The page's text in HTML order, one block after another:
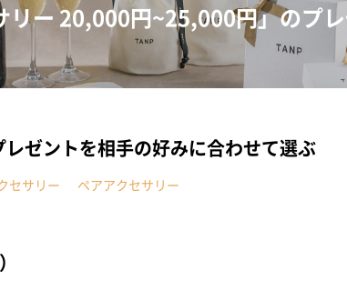
リー 20,000円~25,000円」のプ
ゼントを相手の好みに合わせて選ぶ
セサリー ペアアクセサリー